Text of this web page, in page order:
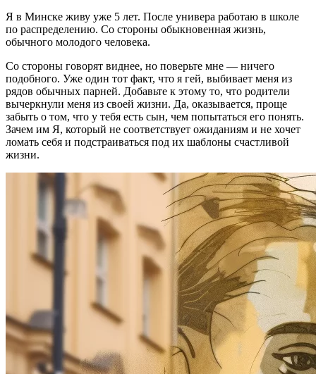
Я в Минске живу уже 5 лет. После универа работаю в школе
по распределению. Со стороны обыкновенная жизнь,
обычного молодого человека.
Со стороны говорят виднее, но поверьте мне — ничего
подобного. Уже один тот факт, что я гей, выбивает меня из
рядов обычных парней. Добавьте к этому то, что родители
вычеркнули меня из своей жизни. Да, оказывается, проще
забыть о том, что у тебя есть сын, чем попытаться его понять.
Зачем им Я, который не соответствует ожиданиям и не хочет
ломать себя и подстраиваться под их шаблоны счастливой
жизни.